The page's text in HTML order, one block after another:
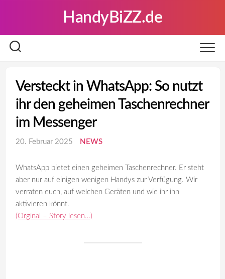
HandyBiZZ.de
Versteckt in WhatsApp: So nutzt
ihr den geheimen Taschenrechner
im Messenger
20. Februar 2025 NEWS
WhatsApp bietet einen geheimen Taschenrechner. Er steht
aber nur auf einigen wenigen Handys zur Verfügung. Wir
verraten euch, auf welchen Geräten und wie ihr ihn
aktivieren könnt.
(Orginal – Story lesen…)